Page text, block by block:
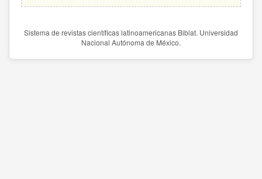
Sistema de revistas científicas latinoamericanas Biblat. Universidad
Nacional Autónoma de México.